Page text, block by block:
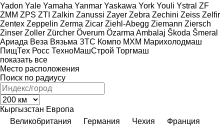
Yadon Yale Yamaha Yanmar Yaskawa York Youli Ystral ZF
ZMM ZPS ZTI Zalkin Zanussi Zayer Zebra Zechini Zeiss Zelfir
Zentex Zeppelin Zerma Zicar Ziehl-Abegg Ziemann Ziersch
Zinser Zoller Zürcher Överum Özarma Ambalaj Škoda Šmeral
Ариада Веза Вязьма ЗТС Компо МХМ Марихолодмаш
ПищТех Росс ТехноМашСтрой Торгмаш
показать все
Место расположения
Поиск по радиусу
Кыргызстан Европа
Великобритания
Германия Чехия
Франция